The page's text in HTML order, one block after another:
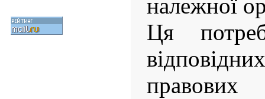
належної
Ця